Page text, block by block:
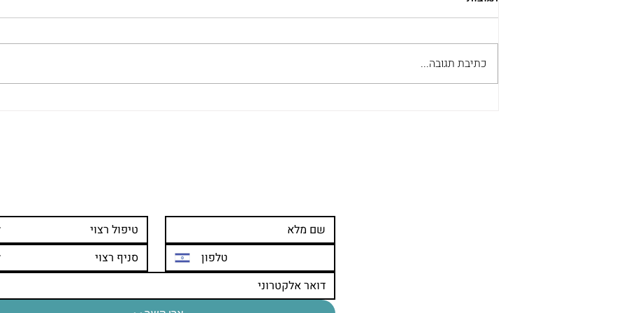
כתיבת תגובה...
טיפול רצוי
סניף רצוי